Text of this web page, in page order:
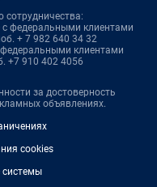
федеральными клиентами
+ 7 982 640 34 32
клиентами
+7 910 402 4056
за достоверность
объявлениях.
cookies
системы